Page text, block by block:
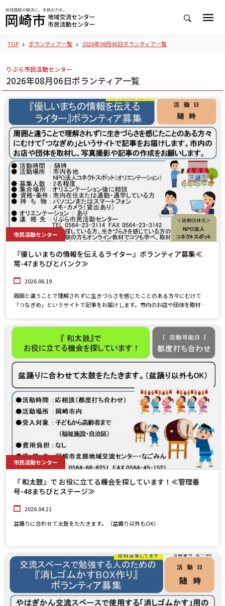
TOP ボランティア一覧 2026年08月06日ボランティア一覧
りぶら市民活動センター
2026年08月06日ボランティア一覧
市民活動センター
『優しいまちの情報を伝えるライター』ボランティア募集≪
常-47まちびとバンク≫
2026.06.19
周囲と違うことで理解されずに生きづらさを感じたことのある方々にむけて
「つなぎめ」というサイトで記事をお届けします。市内のお店や団体を取材
市民活動センター
『 和太鼓』で お役に立てる機会を探しています！≪管理番
号-48まちびとステージ≫
2026.04.21
盆踊りに合わせて太鼓をたたきます。（盆踊り以外もOK）